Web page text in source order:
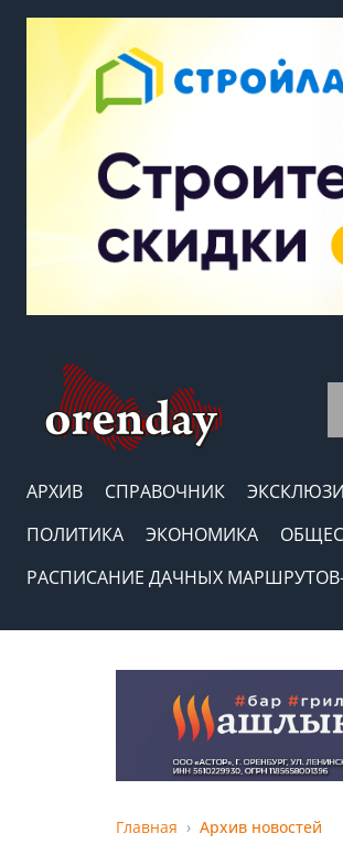
АРХИВ СПРАВОЧНИК
ПОЛИТИКА
ЭКОНОМИКА
РАСПИСАНИЕ ДАЧНЫХ
Главная Архив новостей